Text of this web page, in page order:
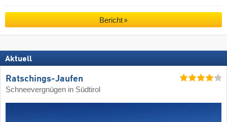
Bericht
Aktuell
Ratschings-Jaufen
Schneevergnügen in Südtirol